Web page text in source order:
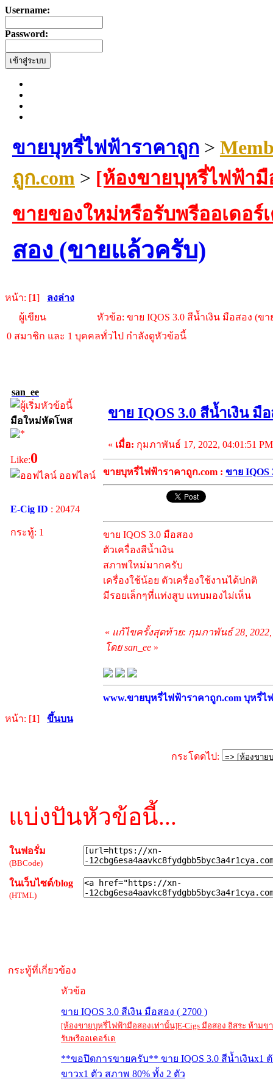
Username:
Password:
ขายบุหรี่ไฟฟ้าราคาถูก >
ถูก.com> [ห้องขายบุหรี่ไฟฟ้ามื
ขายของใหม่หรือรับพรีออเดอร์
สอง (ขายแล้วครับ)
หน้า: [1] ลงล่าง
ผู้เขียน
หัวข้อ: ขาย IQOS 3.0 สีน้ำเงิน มือสอง (ข
0 สมาชิก และ 1 บุคคลทั่วไป กำลังดูหัวข้อนี้
san_ee
มือใหม่หัดโพส
Like:0
ออฟไลน์
E-Cig ID : 20474
กระทู้: 1
ขาย IQOS 3.0 สีน้ำเงิน มื
« เมื่อ: กุมภาพันธ์ 17, 2022, 04:01:51
ขายบุหรี่ไฟฟ้าราคาถูก.com : ขาย IQOS
ขาย IQOS 3.0 มือสอง
ตัวเครื่องสีน้ำเงิน
สภาพใหม่มากครับ
เครื่องใช้น้อย ตัวเครื่องใช้งานได้ปกติ
มีรอยเล็กๆที่แท่งสูบ แทบมองไม่เห็น
« แก้ไขครั้งสุดท้าย: กุมภาพันธ์ 28, 2022,
โดย san_ee »
www.ขายบุหรี่ไฟฟ้าราคาถูก.com บุหรี่ไ
หน้า: [1] ขึ้นบน
กระโดดไป:
แบ่งปันหัวข้อนี้...
ในฟอรั่ม
(BBCode)
ในเว็บไซด์/blog
(HTML)
กระทู้ที่เกี่ยวข้อง
หัวข้อ
ขาย IQOS 3.0 สีเงิน มือสอง ( 2700 )
[ห้องขายบุหรี่ไฟฟ้ามือสองเท่านั้น]E-Cigs มือสอง อิสระ ห้ามข
รับพรีออเดอร์เด
**ขอปิดการขายครับ** ขาย IQOS 3.0 สีน้ำเงินx1
ขาวx1 ตัว สภาพ 80% ทั้ง 2 ตัว